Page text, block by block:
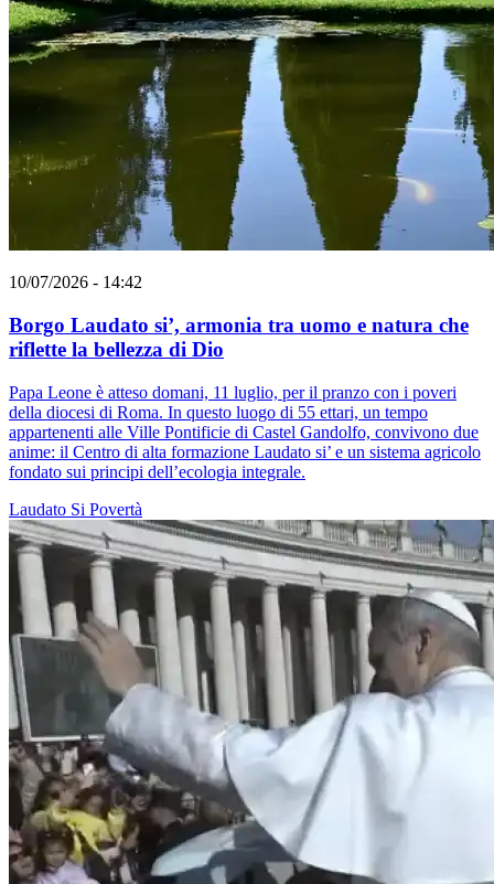
10/07/2026 - 14:42
Borgo Laudato si’, armonia tra uomo e natura che
riflette la bellezza di Dio
Papa Leone è atteso domani, 11 luglio, per il pranzo con i poveri
della diocesi di Roma. In questo luogo di 55 ettari, un tempo
appartenenti alle Ville Pontificie di Castel Gandolfo, convivono due
anime: il Centro di alta formazione Laudato si’ e un sistema agricolo
fondato sui principi dell’ecologia integrale.
Laudato Si Povertà